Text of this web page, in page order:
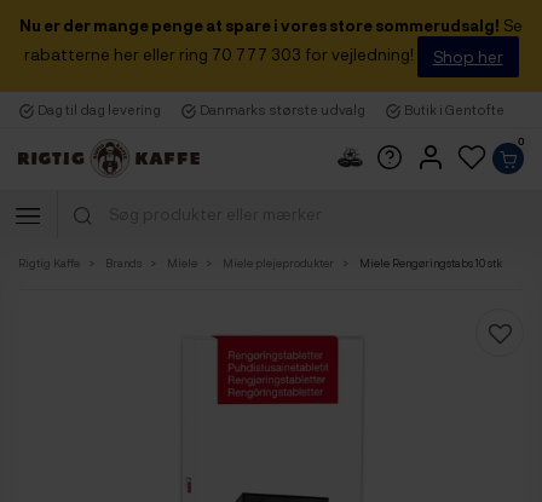
Nu er der mange penge at spare i vores store sommerudsalg! Se
rabatterne her eller ring 70 777 303 for vejledning!
Shop her
Dag til dag levering Danmarks største udvalg Butik i Gentofte
0
Rigtig Kaffe Brands Miele Miele plejeprodukter Miele Rengøringstabs 10 stk